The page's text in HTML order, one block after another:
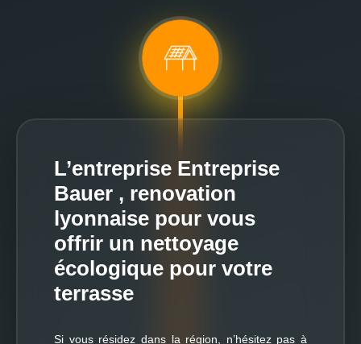
L’entreprise Entreprise
Bauer , renovation
lyonnaise pour vous
offrir un nettoyage
écologique pour votre
terrasse
Si vous résidez dans la région, n’hésitez pas à